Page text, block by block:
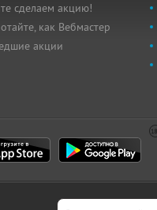
сделаем акцию!
как Вебмастер
акции